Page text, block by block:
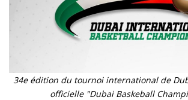
34e édition du tournoi international de
officielle "Dubai Baskeball